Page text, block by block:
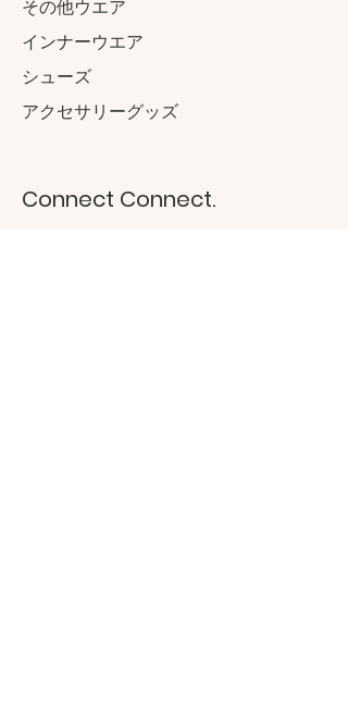
その他ウエア
インナーウエア
​シューズ
アクセサリーグッズ
Connect Connect.